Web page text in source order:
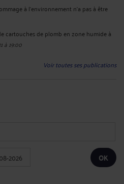
à l’environnement n’a pas à être
cartouches de plomb en zone humide à
à 19:00
Voir toutes ses publications